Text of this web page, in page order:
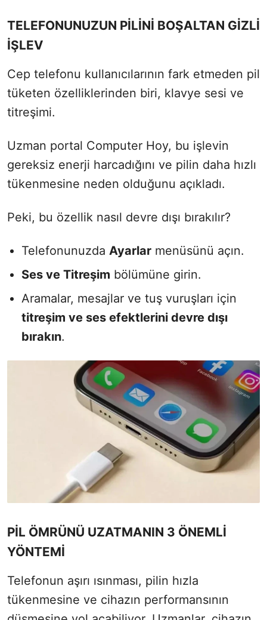
TELEFONUNUZUN PİLİNİ BOŞALTAN GİZLİ
İŞLEV
Cep telefonu kullanıcılarının fark etmeden pil
tüketen özelliklerinden biri, klavye sesi ve
titreşimi.
Uzman portal Computer Hoy, bu işlevin
gereksiz enerji harcadığını ve pilin daha hızlı
tükenmesine neden olduğunu açıkladı.
Peki, bu özellik nasıl devre dışı bırakılır?
Telefonunuzda Ayarlar menüsünü açın.
Ses ve Titreşim bölümüne girin.
Aramalar, mesajlar ve tuş vuruşları için
titreşim ve ses efektlerini devre dışı
bırakın.
PİL ÖMRÜNÜ UZATMANIN 3 ÖNEMLİ
YÖNTEMİ
Telefonun aşırı ısınması, pilin hızla
tükenmesine ve cihazın performansının